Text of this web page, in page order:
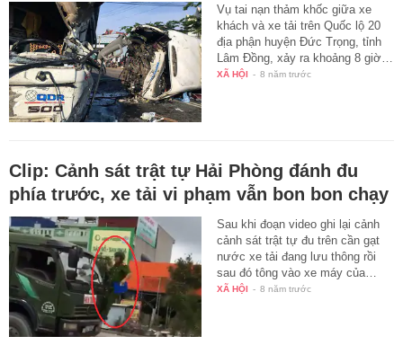
Vụ tai nạn thảm khốc giữa xe
khách và xe tải trên Quốc lộ 20
địa phận huyện Đức Trọng, tỉnh
Lâm Đồng, xảy ra khoảng 8 giờ…
XÃ HỘI - 8 năm trước
Clip: Cảnh sát trật tự Hải Phòng đánh đu
phía trước, xe tải vi phạm vẫn bon bon chạy
Sau khi đoạn video ghi lại cảnh
cảnh sát trật tự đu trên cần gạt
nước xe tải đang lưu thông rồi
sau đó tông vào xe máy của…
XÃ HỘI - 8 năm trước